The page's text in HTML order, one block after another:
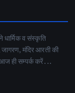
व संस्कृति
मंदिर आरती की
ही सम्पर्क करें . . .